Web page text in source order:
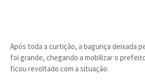
Após toda a curtição, a bagunça deixada
foi grande, chegando a mobilizar o
ficou revoltado com a situação.